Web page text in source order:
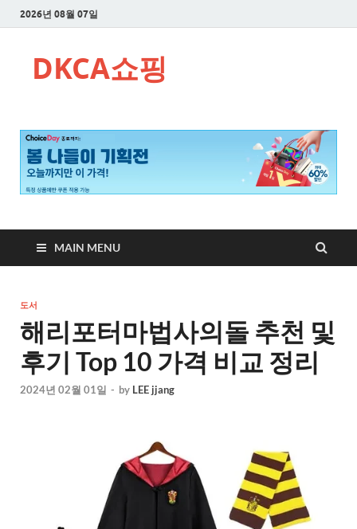
2026년 08월 07일
DKCA쇼핑
MAIN MENU
도서
해리포터마법사의돌 추천 및
후기 Top 10 가격 비교 정리
2024년 02월 01일 - by LEE jjang